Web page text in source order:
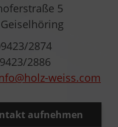
5
2874
2886
weiss.com
aufnehmen